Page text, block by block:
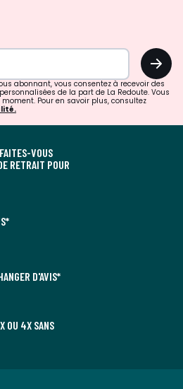
OK
abonnant, vous consentez à recevoir des
de la part de La Redoute. Vous
Pour en savoir plus, consultez
VOUS
RETRAIT POUR
D'AVIS*
OU 4X SANS